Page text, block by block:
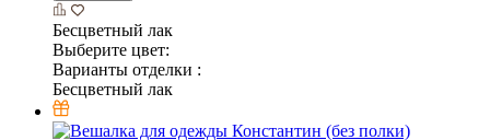
Бесцветный лак
Выберите цвет:
Варианты отделки :
Бесцветный лак